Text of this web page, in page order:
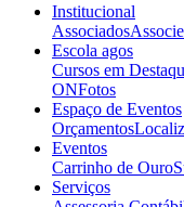
Institucional
Associados
Escola agos
Cursos em
ONFotos
Espaço de Eventos
Orçamentos
Eventos
Carrinho de Ouro
Serviços